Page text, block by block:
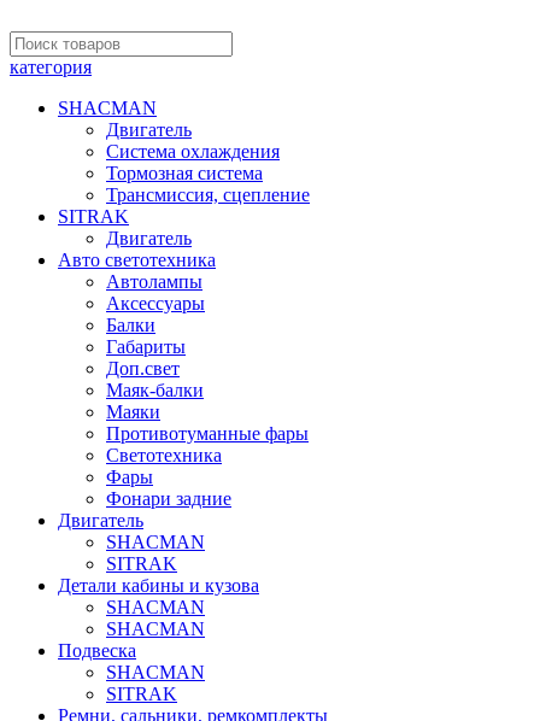
категория
SHACMAN
Двигатель
Система охлаждения
Тормозная система
Трансмиссия, сцепление
SITRAK
Двигатель
Авто светотехника
Автолампы
Аксессуары
Балки
Габариты
Доп.свет
Маяк-балки
Маяки
Противотуманные фары
Светотехника
Фары
Фонари задние
Двигатель
SHACMAN
SITRAK
Детали кабины и кузова
SHACMAN
SHACMAN
Подвеска
SHACMAN
SITRAK
Ремни, сальники, ремкомплекты